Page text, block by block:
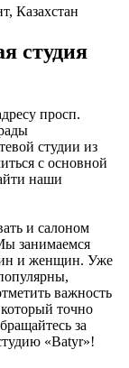
Казахстан
студия
просп.
студии из
с основной
наши
и салоном
занимаемся
и женщин. Уже
важность
точно
за
«Batyr»!